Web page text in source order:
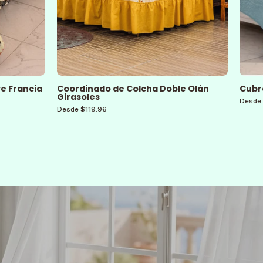
Francia Coordinado de Colcha Doble Olán
Girasoles
Desde $119.96
Desde